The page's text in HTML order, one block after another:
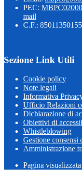
PEC:
mail
C.F.: 85011350155
Sezione Link Utili
Cookie policy
Note legali
Informativa
Ufficio Relazioni
Dichiarazione di
Obiettivi di
Whistleblowing
Gestione consensi
Amministrazione
Pagina visualizzata